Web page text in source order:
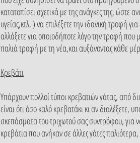
κατατοπίσει σχετικά με της ανάγκες της, ώστε
υγείας,κτλ. ) να επιλέξετε την ιδανική τροφή
αλλάξετε για οποιοδήποτε λόγο την τροφή που
παλιά τροφή με τη νέα,και αυξάνοντας κάθε
Κρεβάτι
Υπάρχουν πολλοί τύποι κρεβατιών γάτας, από
είναι ότι όσο καλό κρεβατάκι κι αν διαλέξετε,
σκεπάσματα του τριχωτού σας συντρόφου, για
κρεβάτια που ανήκαν σε άλλες γάτες